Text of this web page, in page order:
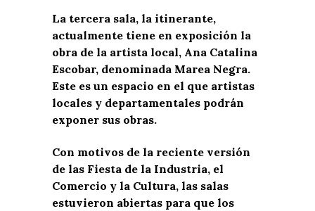
La tercera sala, la itinerante,
actualmente tiene en exposición la
obra de la artista local, Ana Catalina
Escobar, denominada Marea Negra.
Este es un espacio en el que artistas
locales y departamentales podrán
exponer sus obras.
Con motivos de la reciente versión
de las Fiesta de la Industria, el
Comercio y la Cultura, las salas
estuvieron abiertas para que los